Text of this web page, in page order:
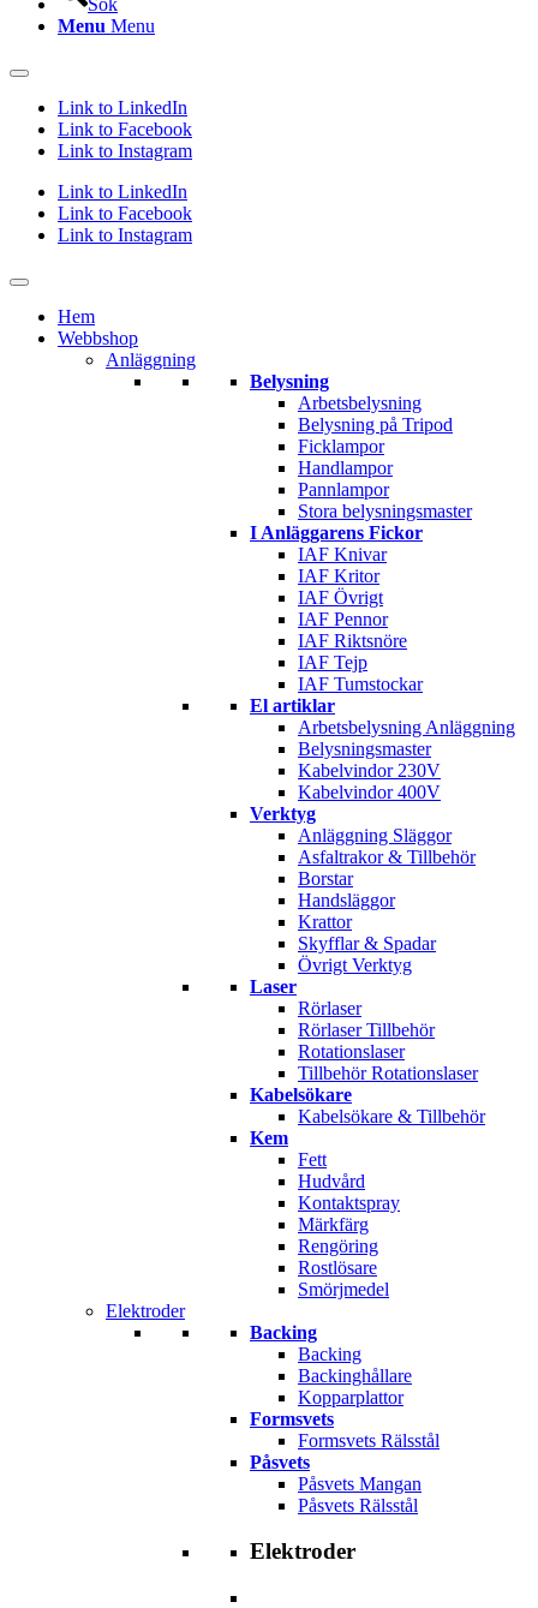
Menu Menu
Link to LinkedIn
Link to Facebook
Link to Instagram
Link to LinkedIn
Link to Facebook
Link to Instagram
Hem
Webbshop
Anläggning
Belysning
Arbetsbelysning
Belysning på Tripod
Ficklampor
Handlampor
Pannlampor
Stora belysningsmaster
I Anläggarens Fickor
IAF Knivar
IAF Kritor
IAF Övrigt
IAF Pennor
IAF Riktsnöre
IAF Tejp
IAF Tumstockar
El artiklar
Arbetsbelysning Anläggning
Belysningsmaster
Kabelvindor 230V
Kabelvindor 400V
Verktyg
Anläggning Släggor
Asfaltrakor & Tillbehör
Borstar
Handsläggor
Krattor
Skyfflar & Spadar
Övrigt Verktyg
Laser
Rörlaser
Rörlaser Tillbehör
Rotationslaser
Tillbehör Rotationslaser
Kabelsökare
Kabelsökare & Tillbehör
Kem
Fett
Hudvård
Kontaktspray
Märkfärg
Rengöring
Rostlösare
Smörjmedel
Elektroder
Backing
Backing
Backinghållare
Kopparplattor
Formsvets
Formsvets Rälsstål
Påsvets
Påsvets Mangan
Påsvets Rälsstål
Elektroder